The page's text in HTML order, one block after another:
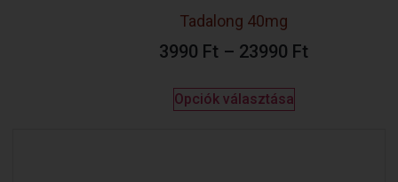
Tadalong 40mg
3990 Ft – 23990 Ft
Opciók választása